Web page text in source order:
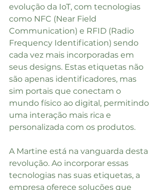
evolução da IoT, com tecnologias
como NFC (Near Field
Communication) e RFID (Radio
Frequency Identification) sendo
cada vez mais incorporadas em
seus designs. Estas etiquetas não
são apenas identificadores, mas
sim portais que conectam o
mundo físico ao digital, permitindo
uma interação mais rica e
personalizada com os produtos.
A Martine está na vanguarda desta
revolução. Ao incorporar essas
tecnologias nas suas etiquetas, a
empresa oferece soluções que